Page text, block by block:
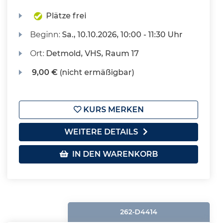
Plätze frei
Beginn:Sa., 10.10.2026, 10:00 - 11:30 Uhr
Ort: Detmold, VHS, Raum 17
9,00 € (nicht ermäßigbar)
KURS MERKEN
WEITERE DETAILS
IN DEN WARENKORB
262-D4414